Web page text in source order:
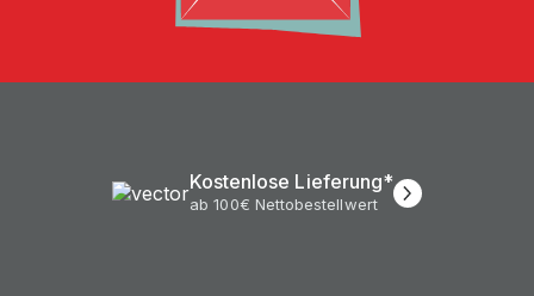
Kostenlose Lieferung*
ab 100€ Nettobestellwert